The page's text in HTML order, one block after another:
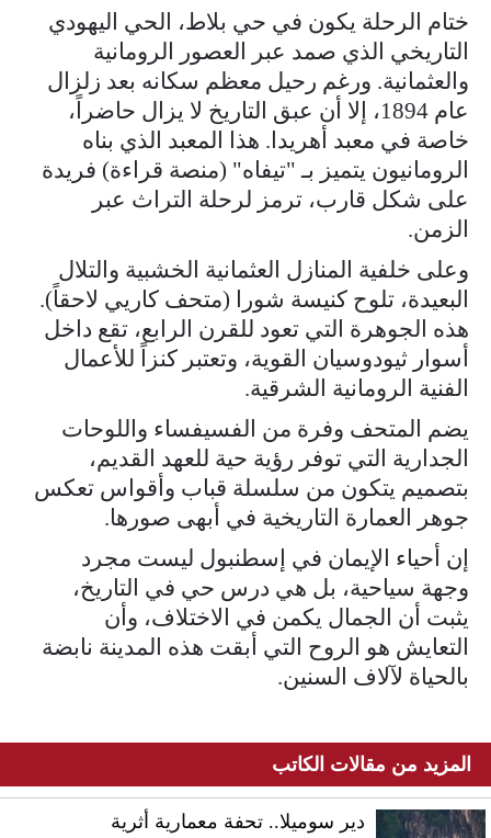
ختام الرحلة يكون في حي بلاط، الحي اليهودي
التاريخي الذي صمد عبر العصور الرومانية
والعثمانية. ورغم رحيل معظم سكانه بعد زلزال
عام 1894، إلا أن عبق التاريخ لا يزال حاضراً،
خاصة في معبد أهريدا. هذا المعبد الذي بناه
الرومانيون يتميز بـ "تيفاه" (منصة قراءة) فريدة
على شكل قارب، ترمز لرحلة التراث عبر
الزمن.
وعلى خلفية المنازل العثمانية الخشبية والتلال
البعيدة، تلوح كنيسة شورا (متحف كاريي لاحقاً).
هذه الجوهرة التي تعود للقرن الرابع، تقع داخل
أسوار ثيودوسيان القوية، وتعتبر كنزاً للأعمال
الفنية الرومانية الشرقية.
يضم المتحف وفرة من الفسيفساء واللوحات
الجدارية التي توفر رؤية حية للعهد القديم،
بتصميم يتكون من سلسلة قباب وأقواس تعكس
جوهر العمارة التاريخية في أبهى صورها.
إن أحياء الإيمان في إسطنبول ليست مجرد
وجهة سياحية، بل هي درس حي في التاريخ،
يثبت أن الجمال يكمن في الاختلاف، وأن
التعايش هو الروح التي أبقت هذه المدينة نابضة
بالحياة لآلاف السنين.
المزيد من مقالات الكاتب
دير سوميلا.. تحفة معمارية أثرية